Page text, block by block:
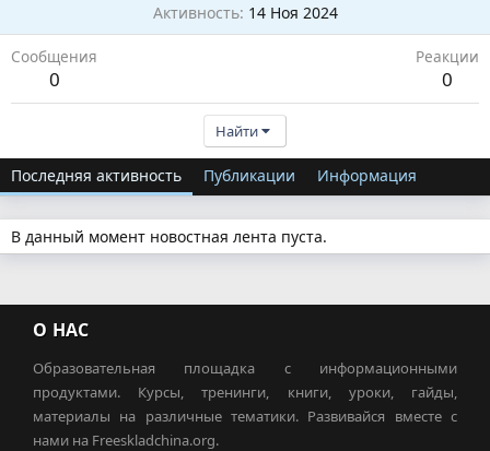
Активность 14 Ноя 2024
Сообщения
0
Реакции
0
Найти
Последняя активность Публикации Информация
В данный момент новостная лента пуста.
О НАС
Образовательная площадка с информационными
продуктами. Курсы, тренинги, книги, уроки, гайды,
материалы на различные тематики. Развивайся вместе с
нами на Freeskladchina.org.